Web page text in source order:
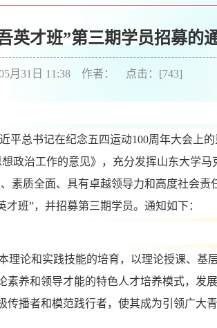
英才班”第三期学员招募的
05月31日 11:38 作者： 点击：[743]
平总书记在纪念五四运动100周年大会上的
政治工作的意见》，充分发挥山东大学马
素质全面、具有卓越领导力和高度社会责
才班”，并招募第三期学员。通知如下：
理论和实践技能的培育，以理论授课、基
养和领导才能的特色人才培养模式，发
播者和模范践行者，使其成为引领广大